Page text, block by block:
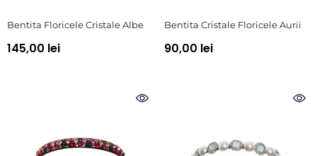
Bentita Floricele Cristale Albe
145,00 lei
Bentita Cristale Floricele Aurii
90,00 lei